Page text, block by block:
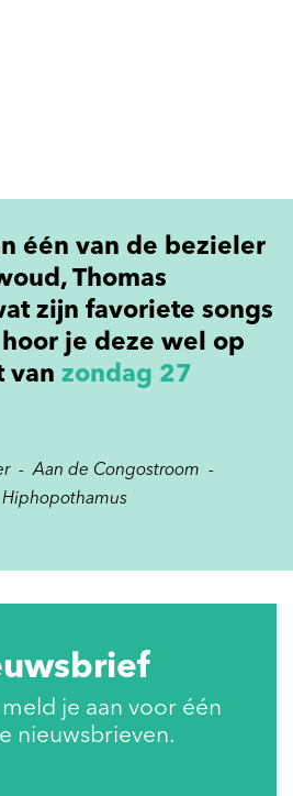
één van de bezieler
Thomas
zijn favoriete songs
je deze wel op
van zondag 27
- Aan de Congostroom -
je aan voor één
nieuwsbrieven.